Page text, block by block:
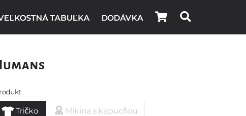
TABUĽKA DODÁVKA
Tričko Mikina s kapucňou